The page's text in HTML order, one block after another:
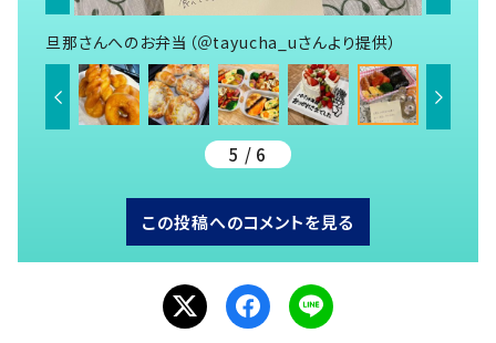
旦那さんへのお弁当（＠tayucha_uさんより提供）
5 / 6
この投稿へのコメントを見る